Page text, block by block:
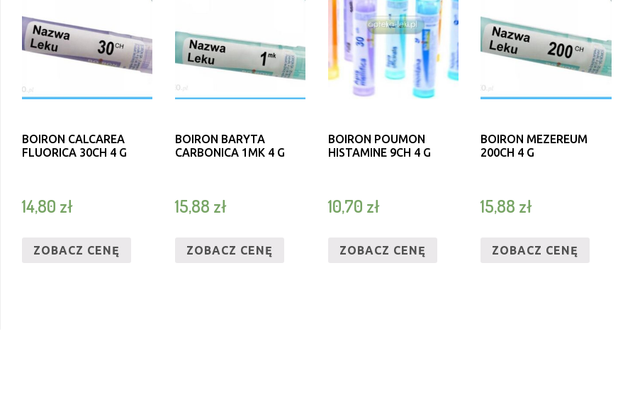
BOIRON CALCAREA
FLUORICA 30CH 4 G
14,80 zł
ZOBACZ CENĘ
BOIRON BARYTA
CARBONICA 1MK 4 G
15,88 zł
ZOBACZ CENĘ
BOIRON POUMON
HISTAMINE 9CH 4 G
10,70 zł
ZOBACZ CENĘ
BOIRON MEZEREUM
200CH 4 G
15,88 zł
ZOBACZ CENĘ